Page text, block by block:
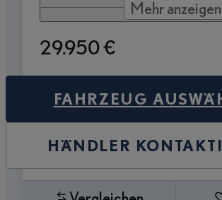
Mehr anzeigen
29.950 €
FAHRZEUG
HÄNDLER